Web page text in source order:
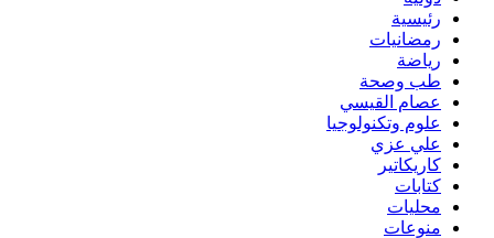
رئيسية
رمضانيات
رياضة
طب وصحة
عصام القيسي
علوم وتكنولوجيا
علي عزي
كاريكاتير
كتابات
محليات
منوعات